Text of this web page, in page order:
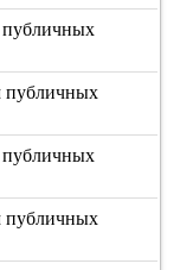
публичных
публичных
публичных
публичных